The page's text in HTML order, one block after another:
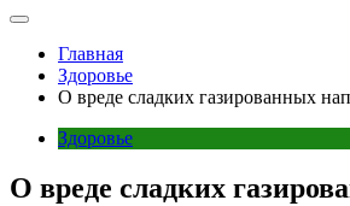
Главная
Здоровье
О вреде сладких газированных
Здоровье
О вреде сладких